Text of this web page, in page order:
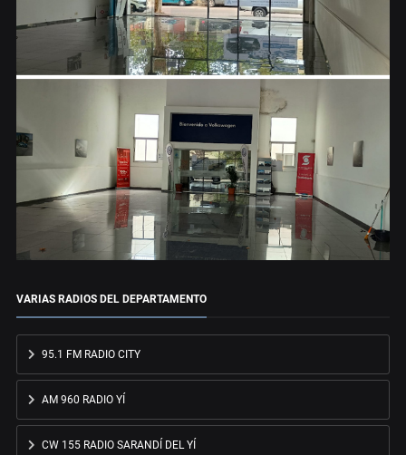
VARIAS RADIOS DEL DEPARTAMENTO
95.1 FM RADIO CITY
AM 960 RADIO YÍ
CW 155 RADIO SARANDÍ DEL YÍ